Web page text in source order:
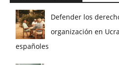
Defender los
organización en
españoles